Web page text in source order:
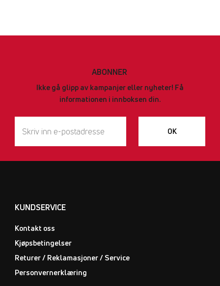
ABONNER
Ikke gå glipp av kampanjer eller nyheter! Få
informationen i innboksen din.
OK
KUNDSERVICE
Kontakt oss
Kjøpsbetingelser
Returer / Reklamasjoner / Service
Personvernerklæring